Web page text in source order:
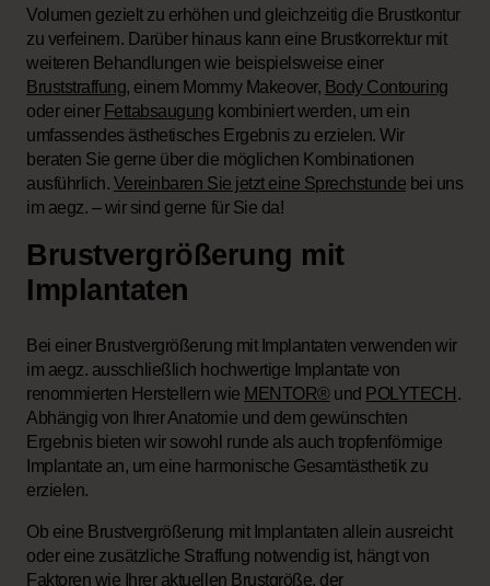
Volumen gezielt zu erhöhen und gleichzeitig die Brustkontur
zu verfeinern. Darüber hinaus kann eine Brustkorrektur mit
weiteren Behandlungen wie beispielsweise einer
Bruststraffung, einem Mommy Makeover, Body Contouring
oder einer Fettabsaugung kombiniert werden, um ein
umfassendes ästhetisches Ergebnis zu erzielen. Wir
beraten Sie gerne über die möglichen Kombinationen
ausführlich. Vereinbaren Sie jetzt eine Sprechstunde bei uns
im aegz. – wir sind gerne für Sie da!
Brustvergrößerung mit
Implantaten
Bei einer Brustvergrößerung mit Implantaten verwenden wir
im aegz. ausschließlich hochwertige Implantate von
renommierten Herstellern wie MENTOR®und POLYTECH .
Abhängig von Ihrer Anatomie und dem gewünschten
Ergebnis bieten wir sowohl runde als auch tropfenförmige
Implantate an, um eine harmonische Gesamtästhetik zu
erzielen.
Ob eine Brustvergrößerung mit Implantaten allein ausreicht
oder eine zusätzliche Straffung notwendig ist, hängt von
Faktoren wie Ihrer aktuellen Brustgröße, der